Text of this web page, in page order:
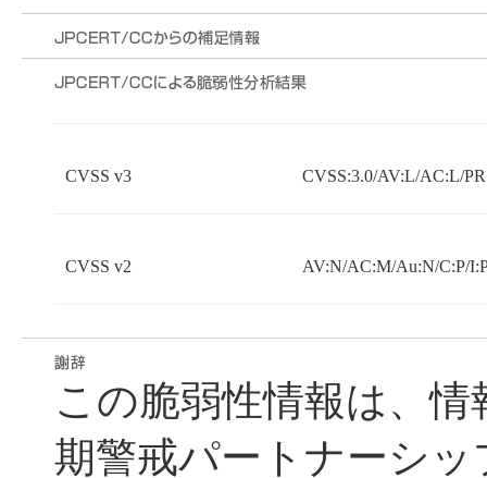
CVSS v3 CVSS:3.0/AV:L/AC:L/
CVSS v2 AV:N/AC:M/Au:N/C:P/
この脆弱性情報は、
期警戒パートナーシ